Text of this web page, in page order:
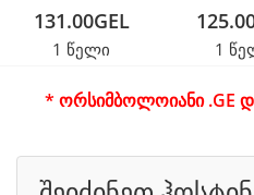
131.00GEL
1 წელი 1
* ორსიმბოლოიანი .GE